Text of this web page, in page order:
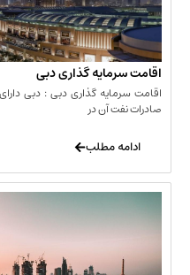
گذاری دبی
گذاری دبی : دبی دارای یکی از بزرگترین